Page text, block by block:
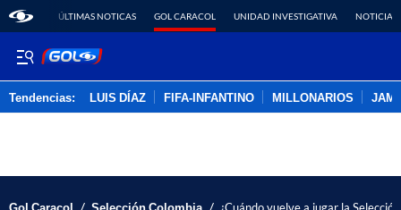
ÚLTIMAS NOTICAS GOL CARACOL UNIDAD INVESTIGATIVA NOTICIAS
Tendencias: LUIS DÍAZ FIFA-INFANTINO MILLONARIOS